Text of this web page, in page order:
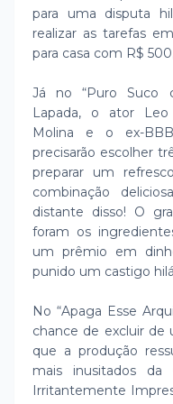
para uma disputa
realizar as tarefas
para casa com R$
Já no “Puro Suco
Lapada, o ator
Molina e o ex-
precisarão escolher
preparar um
combinação
distante disso! O
foram os
um prêmio em
punido um castigo
No “Apaga Esse
chance de excluir
que a produção
mais inusitados da
Irritantemente